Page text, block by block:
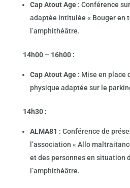
Cap Atout Age: Conférence
adaptée intitulée « Bouger en
l’amphithéâtre.
14h00 – 16h00 :
Cap Atout Age: Mise en place
physique adaptée sur le
14h30 :
ALMA81 : Conférence de
l’association « Allo
et des personnes en situation
l’amphithéâtre.